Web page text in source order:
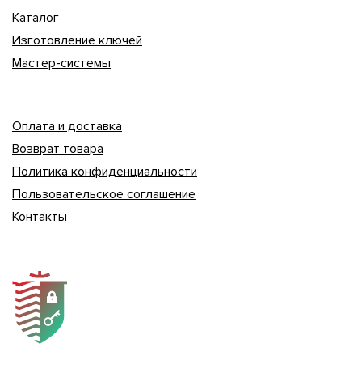
Каталог
Изготовление ключей
Мастер-системы
Оплата и доставка
Возврат товара
Политика конфиденциальности
Пользовательское соглашение
Контакты